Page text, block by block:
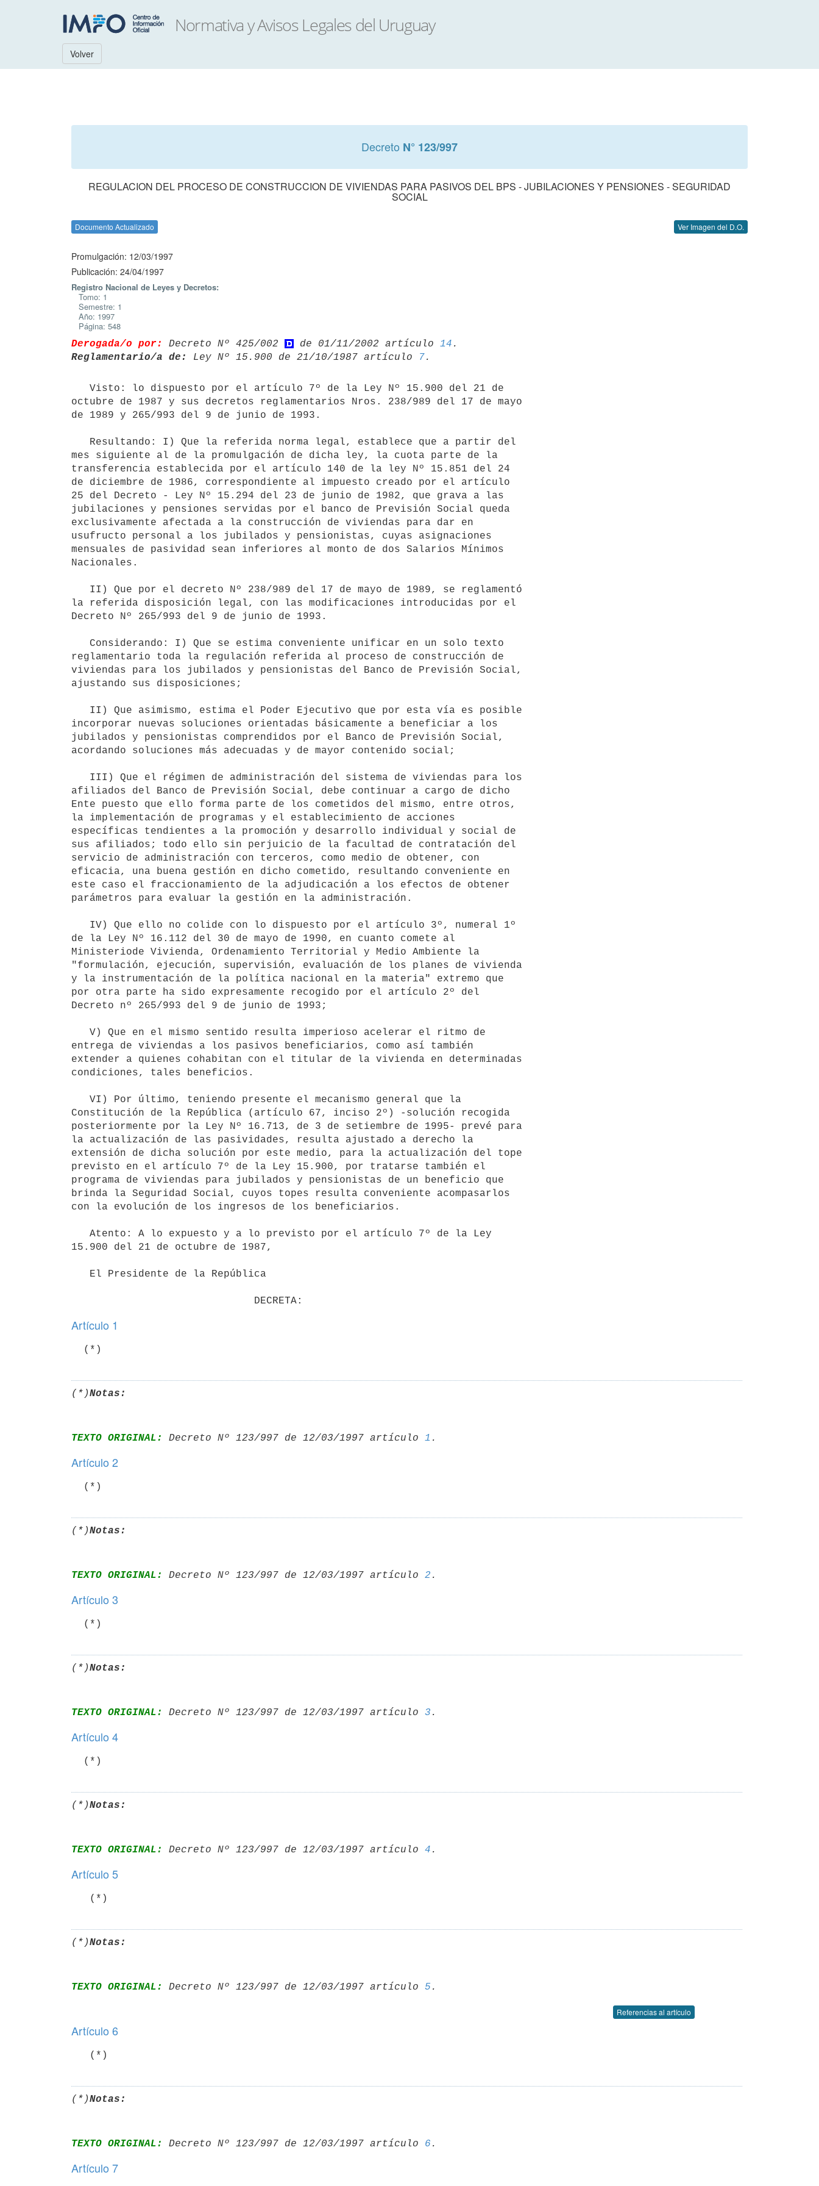
Volver
Decreto N° 123/997
REGULACION DEL PROCESO DE CONSTRUCCION DE VIVIENDAS PARA PASIVOS DEL BPS - JUBILACIONES Y PENSIONES - SEGURIDAD
SOCIAL
Documento Actualizado Ver Imagen del D.O.
Promulgación: 12/03/1997
Publicación: 24/04/1997
Registro Nacional de Leyes y Decretos:
Tomo: 1
Semestre: 1
Año: 1997
Página: 548
Derogada/o por: Decreto Nº 425/002 de 01/11/2002 artículo 14
Reglamentario/a de:
Ley Nº 15.900 de 21/10/1987 artículo 7
octubre de 1987 y sus decretos reglamentarios Nros. 238/989 del 17 de mayo
de 1989 y 265/993 del 9 de junio de 1993.
mes siguiente al de la promulgación de dicha ley, la cuota parte de la
transferencia establecida por el artículo 140 de la ley Nº 15.851 del 24
de diciembre de 1986, correspondiente al impuesto creado por el artículo
25 del Decreto - Ley Nº 15.294 del 23 de junio de 1982, que grava a las
jubilaciones y pensiones servidas por el banco de Previsión Social queda
exclusivamente afectada a la construcción de viviendas para dar en
usufructo personal a los jubilados y pensionistas, cuyas asignaciones
mensuales de pasividad sean inferiores al monto de dos Salarios Mínimos
Nacionales.
la referida disposición legal, con las modificaciones introducidas por el
Decreto Nº 265/993 del 9 de junio de 1993.
reglamentario toda la regulación referida al proceso de construcción de
viviendas para los jubilados y pensionistas del Banco de Previsión Social,
ajustando sus disposiciones;
incorporar nuevas soluciones orientadas básicamente a beneficiar a los
jubilados y pensionistas comprendidos por el Banco de Previsión Social,
acordando soluciones más adecuadas y de mayor contenido social;
afiliados del Banco de Previsión Social, debe continuar a cargo de dicho
Ente puesto que ello forma parte de los cometidos del mismo, entre otros,
la implementación de programas y el establecimiento de acciones
específicas tendientes a la promoción y desarrollo individual y social de
sus afiliados; todo ello sin perjuicio de la facultad de contratación del
servicio de administración con terceros, como medio de obtener, con
eficacia, una buena gestión en dicho cometido, resultando conveniente en
este caso el fraccionamiento de la adjudicación a los efectos de obtener
parámetros para evaluar la gestión en la administración.
de la Ley Nº 16.112 del 30 de mayo de 1990, en cuanto comete al
Ministeriode Vivienda, Ordenamiento Territorial y Medio Ambiente la
"formulación, ejecución, supervisión, evaluación de los planes de vivienda
y la instrumentación de la política nacional en la materia" extremo que
por otra parte ha sido expresamente recogido por el artículo 2º del
Decreto nº 265/993 del 9 de junio de 1993;
entrega de viviendas a los pasivos beneficiarios, como así también
extender a quienes cohabitan con el titular de la vivienda en determinadas
condiciones, tales beneficios.
Constitución de la República (artículo 67, inciso 2º) -solución recogida
posteriormente por la Ley Nº 16.713, de 3 de setiembre de 1995- prevé para
la actualización de las pasividades, resulta ajustado a derecho la
extensión de dicha solución por este medio, para la actualización del tope
previsto en el artículo 7º de la Ley 15.900, por tratarse también el
programa de viviendas para jubilados y pensionistas de un beneficio que
brinda la Seguridad Social, cuyos topes resulta conveniente acompasarlos
con la evolución de los ingresos de los beneficiarios.
15.900 del 21 de octubre de 1987,
Artículo 1
  (*)
(*)Notas:
TEXTO ORIGINAL: Decreto Nº 123/997 de 12/03/1997 artículo 1
Artículo 2
  (*)
(*)Notas:
TEXTO ORIGINAL: Decreto Nº 123/997 de 12/03/1997 artículo 2
Artículo 3
(*)Notas:
TEXTO ORIGINAL: Decreto Nº 123/997 de 12/03/1997 artículo 3
Artículo 4
(*)Notas:
TEXTO ORIGINAL: Decreto Nº 123/997 de 12/03/1997 artículo 4
Artículo 5
   (*)
(*)Notas:
TEXTO ORIGINAL: Decreto Nº 123/997 de 12/03/1997 artículo 5
Referencias al artículo
Artículo 6
   (*)
(*)Notas:
TEXTO ORIGINAL: Decreto Nº 123/997 de 12/03/1997 artículo 6
Artículo 7